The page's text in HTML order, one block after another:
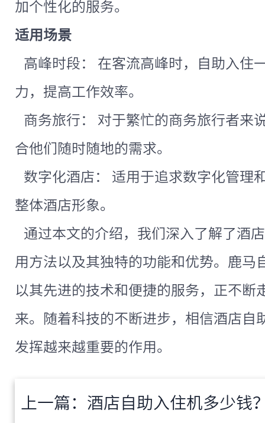
加个性化的服务。
适用场景
高峰时段： 在客流高峰时，自助入住
力，提高工作效率。
商务旅行： 对于繁忙的商务旅行者来
合他们随时随地的需求。
数字化酒店： 适用于追求数字化管理
整体酒店形象。
通过本文的介绍，我们深入了解了酒
用方法以及其独特的功能和优势。鹿马
以其先进的技术和便捷的服务，正不断
来。随着科技的不断进步，相信酒店自
发挥越来越重要的作用。
上一篇： 酒店自助入住机多少钱？全面解